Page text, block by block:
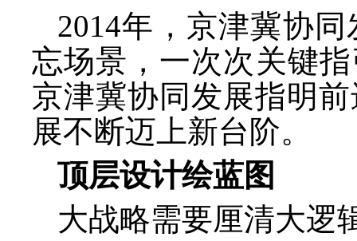
2014年，京津冀协
忘场景，一次次关键
京津冀协同发展指明
展不断迈上新台阶。
顶层设计绘蓝图
大战略需要厘清大逻